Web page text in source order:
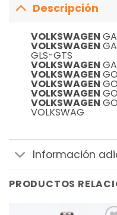
Descripción
VOLKSWAGEN
VOLKSWAGEN
GLS-GTS
VOLKSWAGEN
VOLKSWAGEN
VOLKSWAGEN
VOLKSWAGEN
VOLKSWAGEN
VOLKSWAG
Información
PRODUCTOS